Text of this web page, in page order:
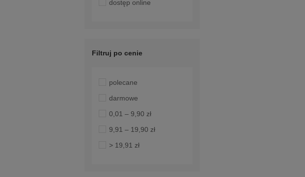
dostęp online
Filtruj po cenie
polecane
darmowe
0,01 – 9,90 zł
9,91 – 19,90 zł
> 19,91 zł